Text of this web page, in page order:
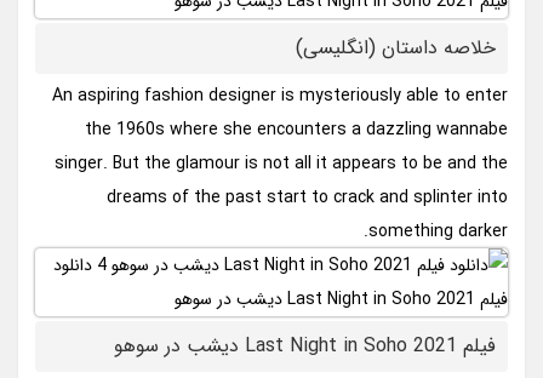
خلاصه داستان (انگلیسی)
An aspiring fashion designer is mysteriously able to enter
the 1960s where she encounters a dazzling wannabe
singer. But the glamour is not all it appears to be and the
dreams of the past start to crack and splinter into
something darker.
فیلم Last Night in Soho 2021 دیشب در سوهو